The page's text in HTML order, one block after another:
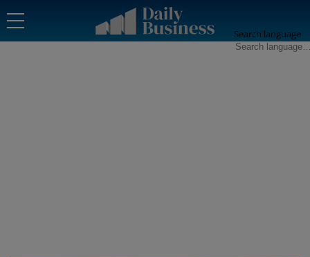
Search language